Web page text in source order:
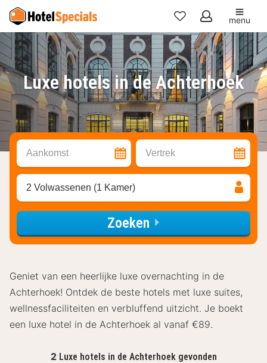
Mijn
favorieten
menu
Luxe hotels in de Achterhoek
Aankomst Vertrek
2 Volwassenen (1 Kamer)
Zoeken
Geniet van een heerlijke luxe overnachting in de
Achterhoek! Ontdek de beste hotels met luxe suites,
wellnessfaciliteiten en verbluffend uitzicht. Je boekt
een luxe hotel in de Achterhoek al vanaf €89.
2 Luxe hotels in de Achterhoek gevonden